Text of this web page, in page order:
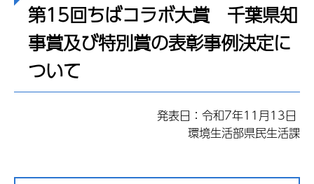
第15回ちばコラボ大賞 千葉県知
事賞及び特別賞の表彰事例決定に
ついて
発表日：令和7年11月13日
環境生活部県民生活課